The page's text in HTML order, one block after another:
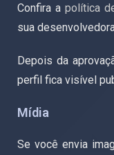
Confira a política
sua
Depois da
perfil fica visível
Mídia
Se você envia